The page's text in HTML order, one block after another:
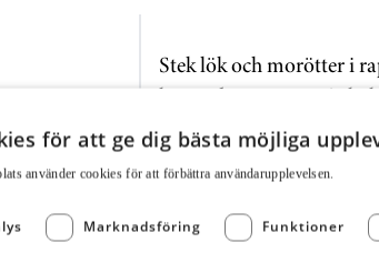
1952)
Stek lök och morötter i
krossade tomater. Låt
och örter.
Serveras med t ex pasta
Det fungerar också
att få en sås på enbart
för att ge dig bästa möjliga
använder cookies för att för­bättra användar­upplevelsen.
Marknadsföring Funktioner